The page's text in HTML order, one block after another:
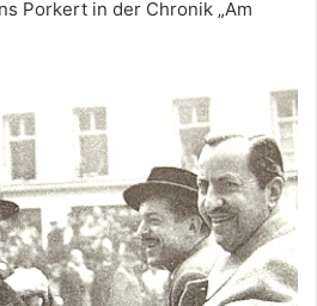
Porkert in der Chronik „Am